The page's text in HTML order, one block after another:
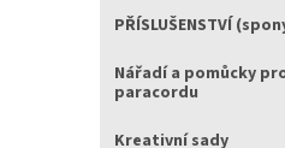
PŘÍSLUŠENSTVÍ
Nářadí a pomůcky
paracordu
Kreativní sady